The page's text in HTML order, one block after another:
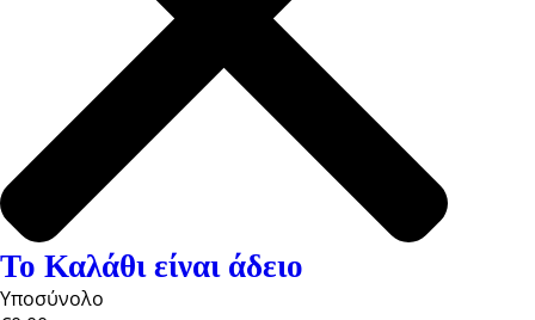
Το Καλάθι είναι άδειο
Υποσύνολο